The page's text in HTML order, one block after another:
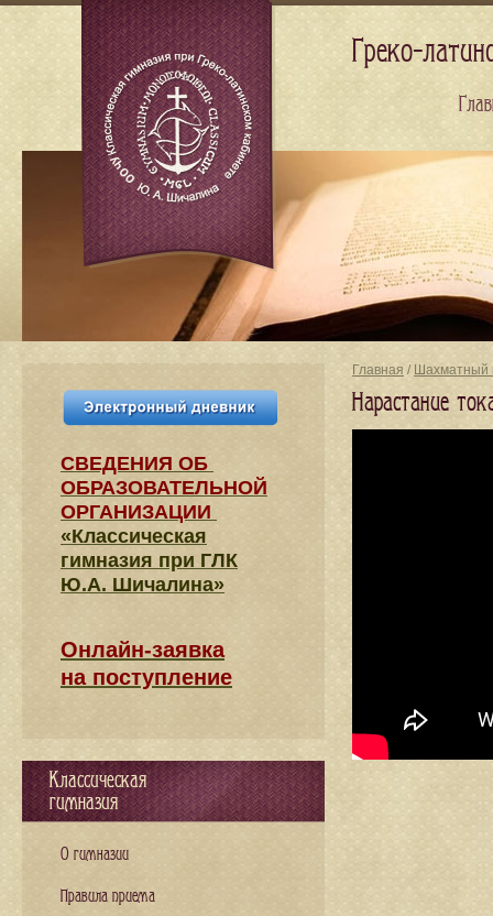
Главная / Шахматный
Нарастание
СВЕДЕНИЯ​ ОБ
ОБРАЗОВАТЕЛЬНОЙ
ОРГАНИЗАЦИИ
«Классическая
гимназия при ГЛК
Ю.А. Шичалина»
Онлайн-заявка
на поступление
Классическая
гимназия
О гимназии
Правила приема
Греко-